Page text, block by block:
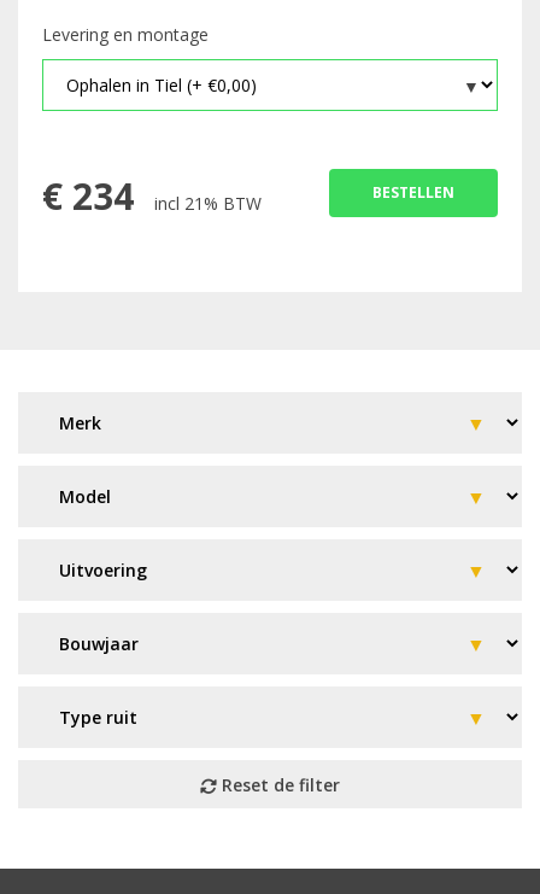
Levering en montage
€ 234 incl 21% BTW BESTELLEN